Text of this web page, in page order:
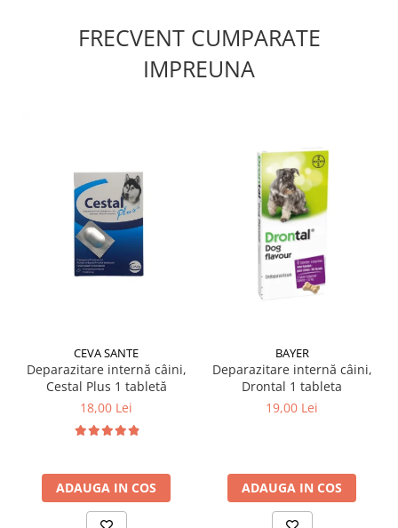
FRECVENT CUMPARATE
IMPREUNA
CEVA SANTE
Deparazitare internă câini,
Cestal Plus 1 tabletă
18,00 Lei
ADAUGA IN COS
BAYER
Deparazitare internă câini,
Drontal 1 tableta
19,00 Lei
ADAUGA IN COS